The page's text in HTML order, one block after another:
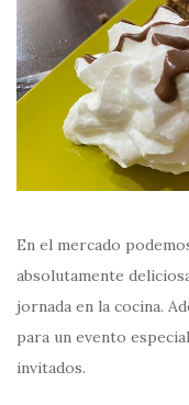
En el mercado
absolutamente
jornada en la cocina.
para un evento
invitados.